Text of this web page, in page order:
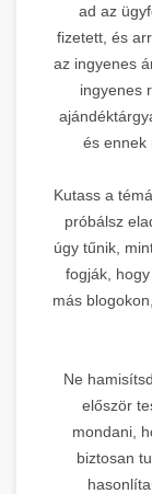
ad az
fizetett, és
az ingyenes
ingyenes
és ennek
Kutass a
próbálsz
úgy tűnik,
fogják,
más
Ne
először
mondani,
biztosan